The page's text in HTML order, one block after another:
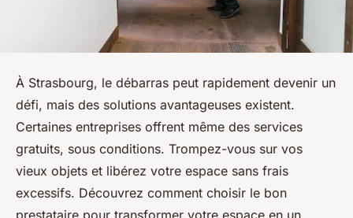
À Strasbourg, le débarras peut rapidement devenir un
défi, mais des solutions avantageuses existent.
Certaines entreprises offrent même des services
gratuits, sous conditions. Trompez-vous sur vos
vieux objets et libérez votre espace sans frais
excessifs. Découvrez comment choisir le bon